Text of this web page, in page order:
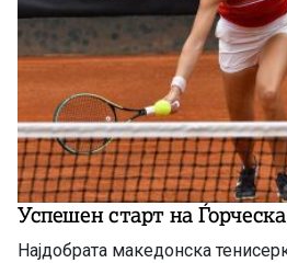
Успешен старт на
Најдобрата македонска